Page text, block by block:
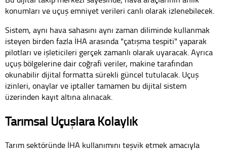
konumları ve uçuş emniyet verileri canlı olarak izlenebilecek.
Sistem, aynı hava sahasını aynı zaman diliminde kullanmak
isteyen birden fazla İHA arasında "çatışma tespiti" yaparak
pilotları ve işleticileri gerçek zamanlı olarak uyaracak. Ayrıca
uçuş bölgelerine dair coğrafi veriler, makine tarafından
okunabilir dijital formatta sürekli güncel tutulacak. Uçuş
izinleri, onaylar ve iptaller tamamen bu dijital sistem
üzerinden kayıt altına alınacak.
Tarımsal Uçuşlara Kolaylık
Tarım sektöründe İHA kullanımını teşvik etmek amacıyla